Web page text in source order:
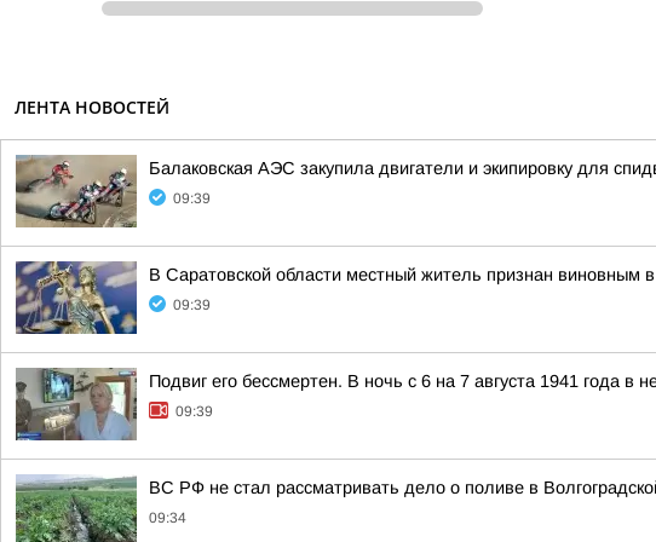
ЛЕНТА НОВОСТЕЙ
Балаковская АЭС закупила двигатели и экипировку для
09:39
В Саратовской области местный житель признан виновным
09:39
Подвиг его бессмертен. В ночь с 6 на 7 августа 1941 года
09:39
ВС РФ не стал рассматривать дело о поливе в
09:34